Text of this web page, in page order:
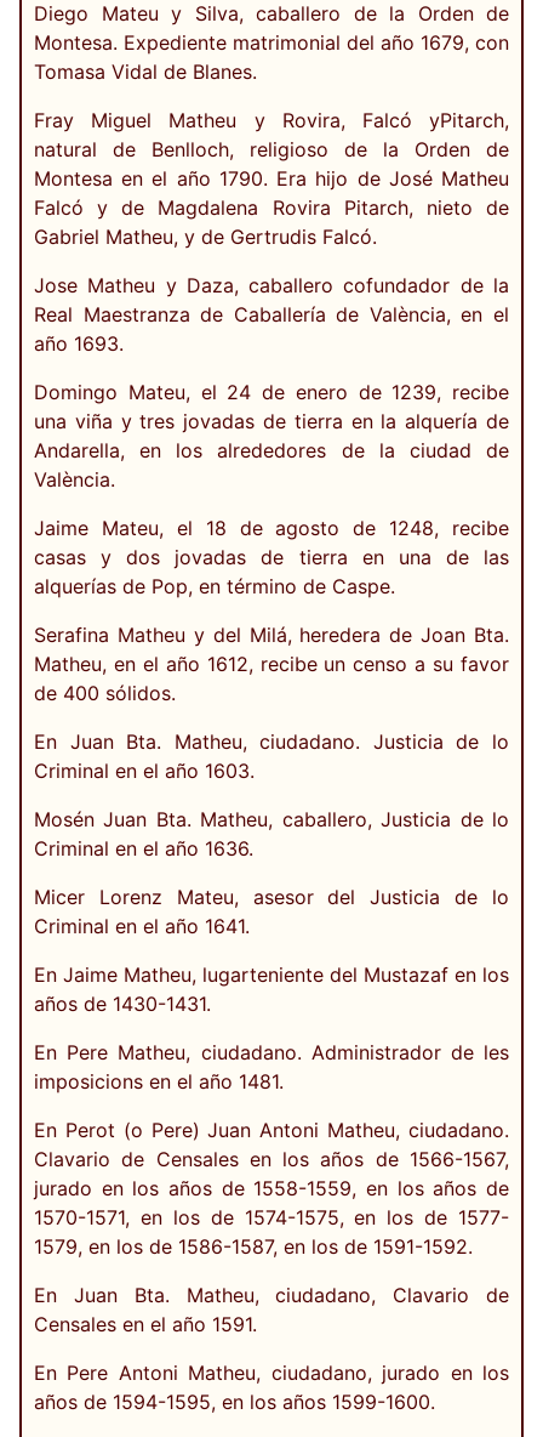
Diego Mateu y Silva, caballero de la Orden de
Montesa. Expediente matrimonial del año 1679, con
Tomasa Vidal de Blanes.
Fray Miguel Matheu y Rovira, Falcó yPitarch,
natural de Benlloch, religioso de la Orden de
Montesa en el año 1790. Era hijo de José Matheu
Falcó y de Magdalena Rovira Pitarch, nieto de
Gabriel Matheu, y de Gertrudis Falcó.
Jose Matheu y Daza, caballero cofundador de la
Real Maestranza de Caballería de València, en el
año 1693.
Domingo Mateu, el 24 de enero de 1239, recibe
una viña y tres jovadas de tierra en la alquería de
Andarella, en los alrededores de la ciudad de
València.
Jaime Mateu, el 18 de agosto de 1248, recibe
casas y dos jovadas de tierra en una de las
alquerías de Pop, en término de Caspe.
Serafina Matheu y del Milá, heredera de Joan Bta.
Matheu, en el año 1612, recibe un censo a su favor
de 400 sólidos.
En Juan Bta. Matheu, ciudadano. Justicia de lo
Criminal en el año 1603.
Mosén Juan Bta. Matheu, caballero, Justicia de lo
Criminal en el año 1636.
Micer Lorenz Mateu, asesor del Justicia de lo
Criminal en el año 1641.
En Jaime Matheu, lugarteniente del Mustazaf en los
años de 1430-1431.
En Pere Matheu, ciudadano. Administrador de les
imposicions en el año 1481.
En Perot (o Pere) Juan Antoni Matheu, ciudadano.
Clavario de Censales en los años de 1566-1567,
jurado en los años de 1558-1559, en los años de
1570-1571, en los de 1574-1575, en los de 1577-
1579, en los de 1586-1587, en los de 1591-1592.
En Juan Bta. Matheu, ciudadano, Clavario de
Censales en el año 1591.
En Pere Antoni Matheu, ciudadano, jurado en los
años de 1594-1595, en los años 1599-1600.